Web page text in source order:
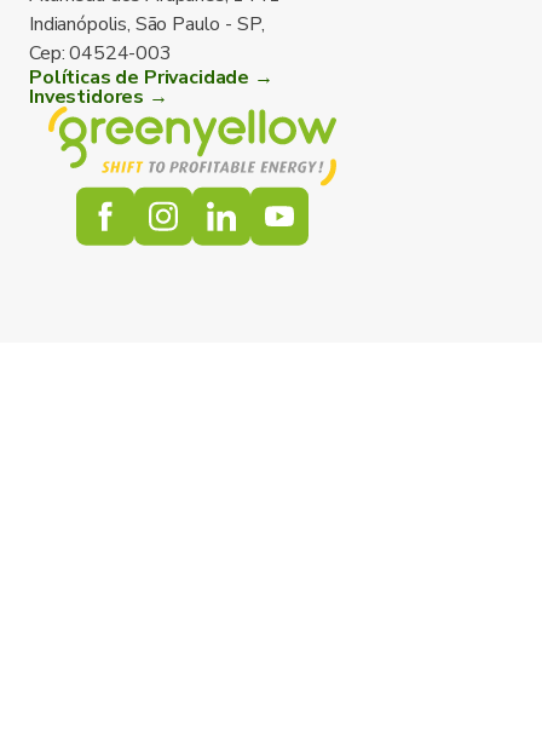
Indianópolis, São Paulo - SP,
Cep: 04524-003
Políticas de Privacidade →
Investidores →